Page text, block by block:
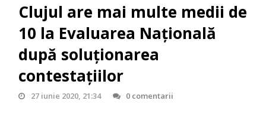
Clujul are mai multe medii de
10 la Evaluarea Națională
după soluționarea
contestațiilor
27 iunie 2020, 21:34 0 comentarii